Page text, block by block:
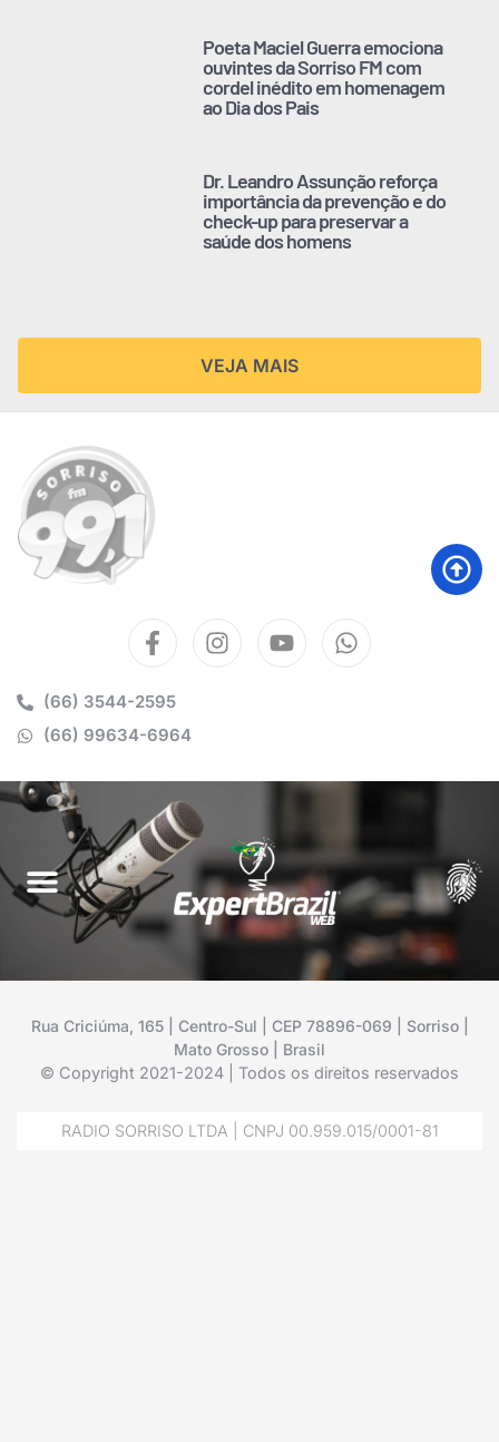
Poeta Maciel Guerra emociona
ouvintes da Sorriso FM com
cordel inédito em homenagem
ao Dia dos Pais
Dr. Leandro Assunção reforça
importância da prevenção e do
check-up para preservar a
saúde dos homens
VEJA MAIS
(66) 3544-2595
(66) 99634-6964
Rua Criciúma, 165 | Centro-Sul | CEP 78896-069 | Sorriso |
Mato Grosso | Brasil
© Copyright 2021-2024 | Todos os direitos reservados
RADIO SORRISO LTDA | CNPJ 00.959.015/0001-81